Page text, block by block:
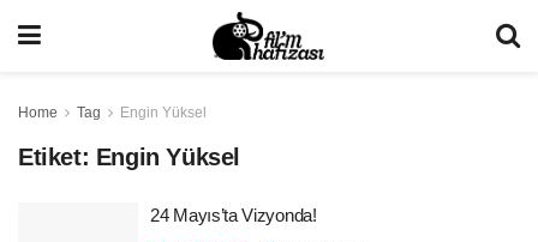
Home Tag Engin Yüksel
Etiket: Engin Yüksel
24 Mayıs’ta Vizyonda!